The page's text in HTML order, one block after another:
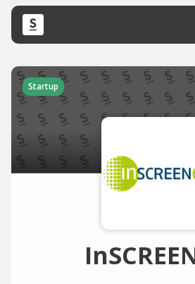
Startup